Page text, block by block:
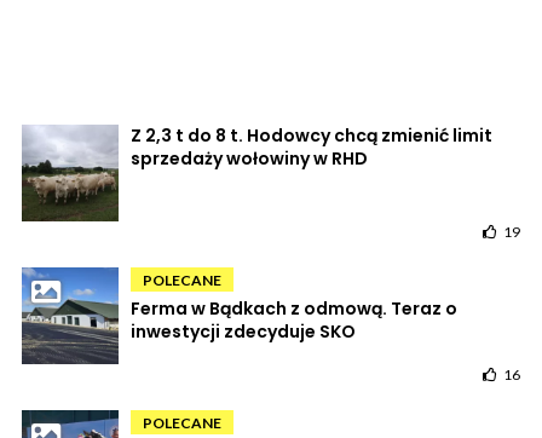
Z 2,3 t do 8 t. Hodowcy chcą zmienić limit
sprzedaży wołowiny w RHD
19
POLECANE
Ferma w Bądkach z odmową. Teraz o
inwestycji zdecyduje SKO
16
POLECANE